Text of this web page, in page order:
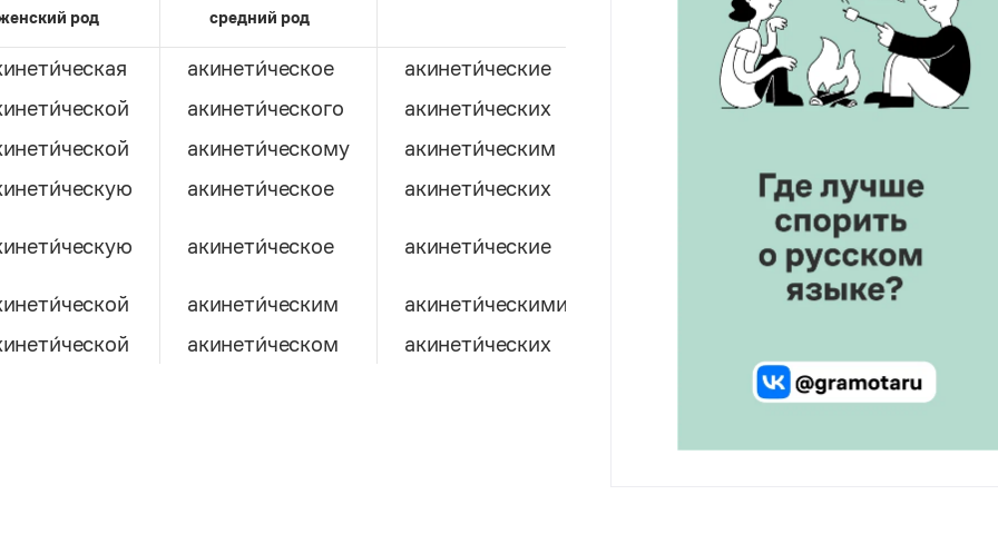
род средний род
акинети́ческое акинети́ческие
акинети́ческого акинети́ческих
акинети́ческому акинети́ческим
акинети́ческое акинети́ческих
акинети́ческое акинети́ческие
акинети́ческим акинети́ческими
акинети́ческом акинети́ческих